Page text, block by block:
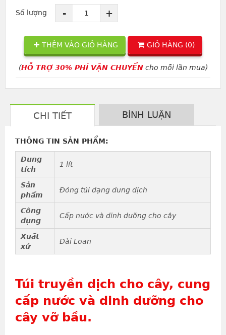
Số lượng - +
THÊM VÀO GIỎ HÀNG GIỎ HÀNG (0)
(HỖ TRỢ 30% PHÍ VẬN CHUYỂNcho mỗi lần mua)
CHI TIẾT BÌNH LUẬN
THÔNG TIN SẢN PHẨM:
Dung
tích
1 lít
Sản
phẩm
Đóng túi dạng dung dịch
Công
dụng
Cấp nước và dinh dưỡng cho cây
Xuất
xứ
Đài Loan
Túi truyền dịch cho cây, cung
cấp nước và dinh dưỡng cho
cây vỡ bầu.